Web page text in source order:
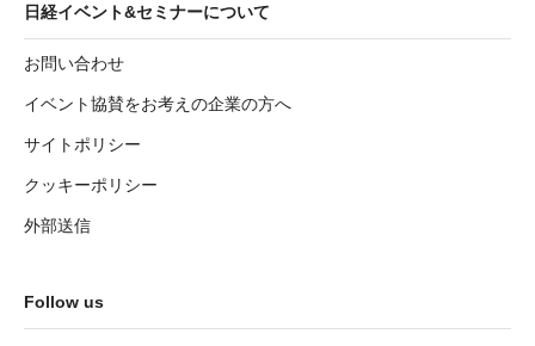
日経イベント&セミナーについて
お問い合わせ
イベント協賛をお考えの企業の方へ
サイトポリシー
クッキーポリシー
外部送信
Follow us